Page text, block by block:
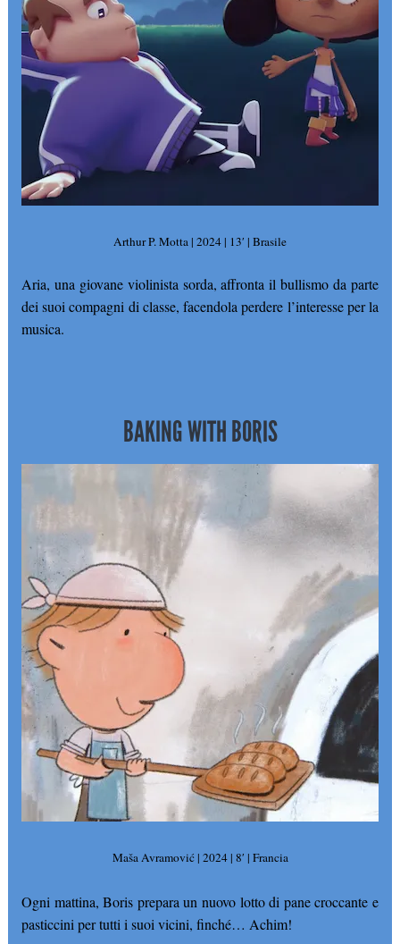
Arthur P. Motta | 2024 | 13′ | Brasile
Aria, una giovane violinista sorda, affronta il bullismo da parte
dei suoi compagni di classe, facendola perdere l’interesse per la
musica.
BAKING WITH BORIS
Maša Avramović | 2024 | 8′ | Francia
Ogni mattina, Boris prepara un nuovo lotto di pane croccante e
pasticcini per tutti i suoi vicini, finché… Achim!